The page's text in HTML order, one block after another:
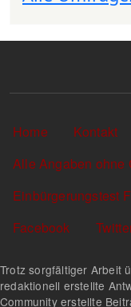
Sekundärlinks
Home
Kontakt
Alle Angaben ohne
Einbürgerungstest
Facebook
Trotz sorgfältiger Arbeit
redaktionell erstellte
Community erstellte